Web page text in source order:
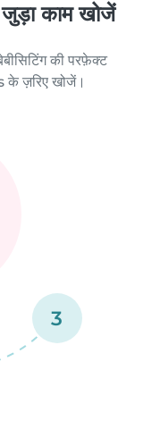
काम खोजें
की परफ़ेक्ट
के ज़रिए खोजें।
3